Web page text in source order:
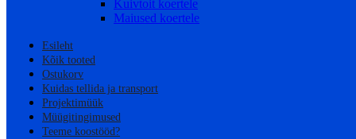
Kuivtoit koertele
Maiused koertele
Esileht
Kõik tooted
Ostukorv
Kuidas tellida ja transport
Projektimüük
Müügitingimused
Teeme koostööd?